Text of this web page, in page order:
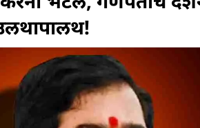
उलथापालथ!